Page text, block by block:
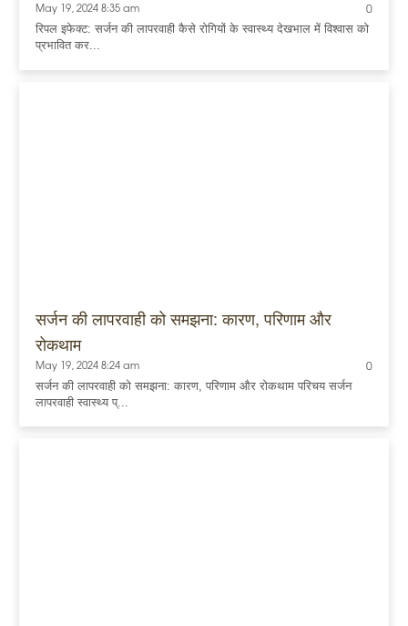
May 19, 2024 8:35 am 0
रिपल इफेक्ट: सर्जन की लापरवाही कैसे रोगियों के स्वास्थ्य देखभाल में विश्वास को
प्रभावित कर...
सर्जन की लापरवाही को समझना: कारण, परिणाम और
रोकथाम
May 19, 2024 8:24 am 0
सर्जन की लापरवाही को समझना: कारण, परिणाम और रोकथाम परिचय सर्जन
लापरवाही स्वास्थ्य प्...